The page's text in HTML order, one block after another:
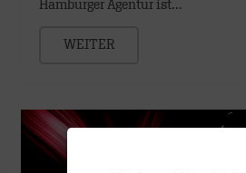
Hamburger Agentur ist…
WEITER